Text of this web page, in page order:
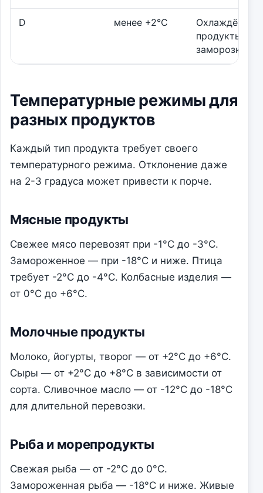
D менее +2°C
Охлаждённые
продукты без
заморозки
Температурные режимы для
разных продуктов
Каждый тип продукта требует своего
температурного режима. Отклонение даже
на 2-3 градуса может привести к порче.
Мясные продукты
Свежее мясо перевозят при -1°C до -3°C.
Замороженное — при -18°C и ниже. Птица
требует -2°C до -4°C. Колбасные изделия —
от 0°C до +6°C.
Молочные продукты
Молоко, йогурты, творог — от +2°C до +6°C.
Сыры — от +2°C до +8°C в зависимости от
сорта. Сливочное масло — от -12°C до -18°C
для длительной перевозки.
Рыба и морепродукты
Свежая рыба — от -2°C до 0°C.
Замороженная рыба — -18°C и ниже. Живые